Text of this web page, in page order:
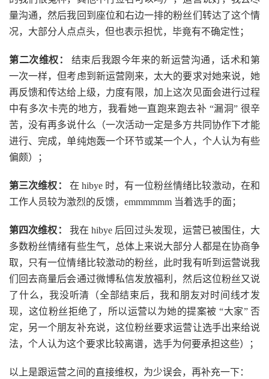
量沟通，然后我回到座位和右边一排的粉丝们转达了这个情
况，大部分人点点头，但也表示担忧，毕竟有不确定性；
第二次维权：
结束后我跟今年来的新运营沟通，话术和第
一次一样，但考虑到新运营刚来，太大的要求对她来说，她
再反馈和传达给上级，力度有限，加上这次见面会进行过程
中有多次卡壳的地方，我看她一直跑来跑去补 “漏洞” 很辛
苦，没有再多说什么（一次活动一定是多方共同协作下才能
进行、完成，单纯炮轰一个环节或某一个人，个人认为有些
偏颇）；
第三次维权：
在 hibye 时，有一位粉丝情绪比较激动，在和
工作人员较为激烈的反馈，emmmmmm 当着选手的面；
第四次维权：
我在 hibye 后回过头发现，运营已被围住，大
多数粉丝情绪有些生气，总体上来说大部分人都是在协商争
取，只有一位情绪比较激动的粉丝，此时我有听到运营说我
们回去商量后会通过微博私信发放福利，然后这位粉丝又说
了什么，我没听清（全部结束后，我和朋友对时间线才发
现，这位粉丝拒绝了，所以运营以为她的提案被 “大家” 否
定，另一个朋友补充说，这位粉丝要求运营让选手出来给说
法，个人认为这个要求比较离谱，选手为何要承担这些）；
以上是跟运营之间的直接维权，为少误会，再补充一下：